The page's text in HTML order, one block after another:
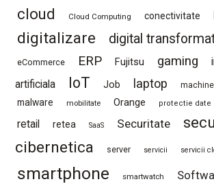
cloud Cloud Computing conectivitate
digitalizare digital
eCommerce ERP Fujitsu gaming
artificiala
IoT Job laptop
malware mobilitate Orange protectie date
retail retea SaaS Securitate
cibernetica
server servicii servicii
smartphone smartwatch